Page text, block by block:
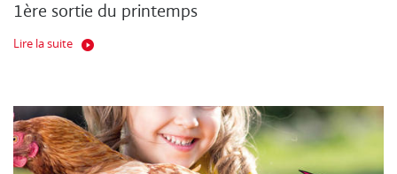
1ère sortie du printemps
Lire la suite